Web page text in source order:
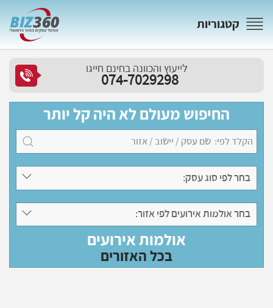
קטגוריות
לייעוץ והכוונה בחינם חייגו
074-7029298
החיפוש מעולם לא היה קל יותר
בחר לפי סוג עסק:
בחר אולמות אירועים לפי אזור:
אולמות אירועים
בכל האזורים